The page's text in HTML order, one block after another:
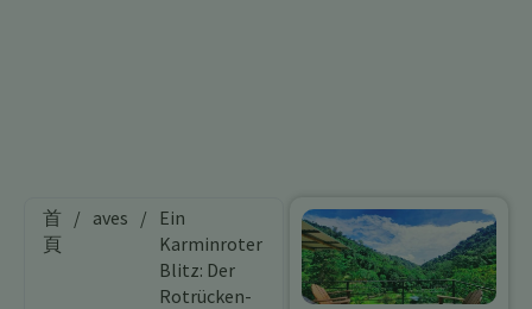
首
頁
/ aves / Ein
Karminroter
Blitz: Der
Rotrücken-